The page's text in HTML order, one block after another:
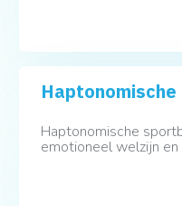
Haptonomische
emotioneel welzijn